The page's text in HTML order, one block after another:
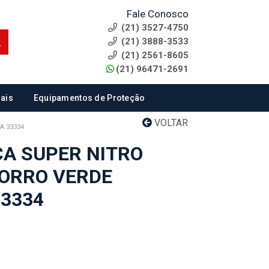
Fale Conosco
(21) 3527-4750
(21) 3888-3533
(21) 2561-8605
(21) 96471-2691
Equipamentos de Proteção
VOLTAR
33334
SUPER NITRO
VERDE